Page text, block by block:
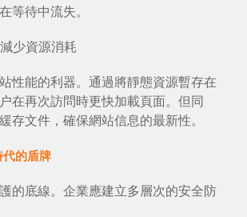
等待中流失。
少資源消耗
性能的利器。通過將靜態資源暫存在
在再次訪問時更快加載頁面。但同
存文件，確保網站信息的最新性。
代的盾牌
的底線。企業應建立多層次的安全防